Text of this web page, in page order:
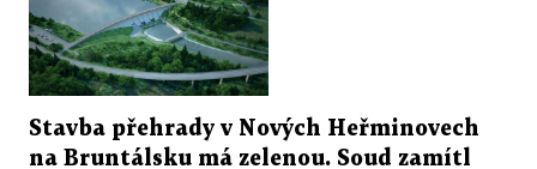
Stavba přehrady v Nových Heřminovech
na Bruntálsku má zelenou. Soud zamítl